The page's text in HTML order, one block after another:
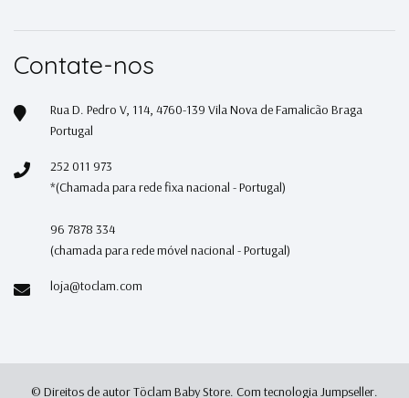
Contate-nos
Rua D. Pedro V, 114, 4760-139 Vila Nova de Famalicão Braga
Portugal
252 011 973
*(Chamada para rede fixa nacional - Portugal)
96 7878 334
(chamada para rede móvel nacional - Portugal)
loja@toclam.com
© Direitos de autor Töclam Baby Store. Com tecnologia Jumpseller.